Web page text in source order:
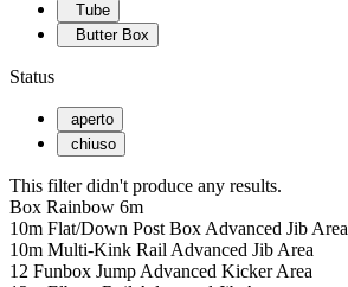
Tube
Butter Box
Status
aperto
chiuso
This filter didn't produce any results.
Box Rainbow 6m
10m Flat/Down Post Box Advanced Jib Area
10m Multi-Kink Rail Advanced Jib Area
12 Funbox Jump Advanced Kicker Area